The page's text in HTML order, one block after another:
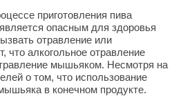
приготовления пива
опасным для здоровья
отравление или
что алкогольное отравление
мышьяком. Несмотря на
о том, что использование
в конечном продукте.